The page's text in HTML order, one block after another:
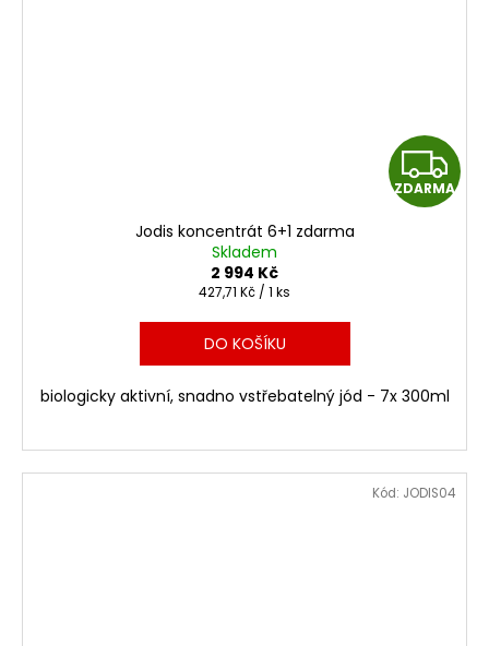
Z
D
A
ZDARMA
Jodis koncentrát 6+1 zdarma
Skladem
2 994 Kč
Měrná
427,71 Kč / 1 ks
DO KOŠÍKU
biologicky aktivní, snadno vstřebatelný jód - 7x 300ml
Kód: JODIS04